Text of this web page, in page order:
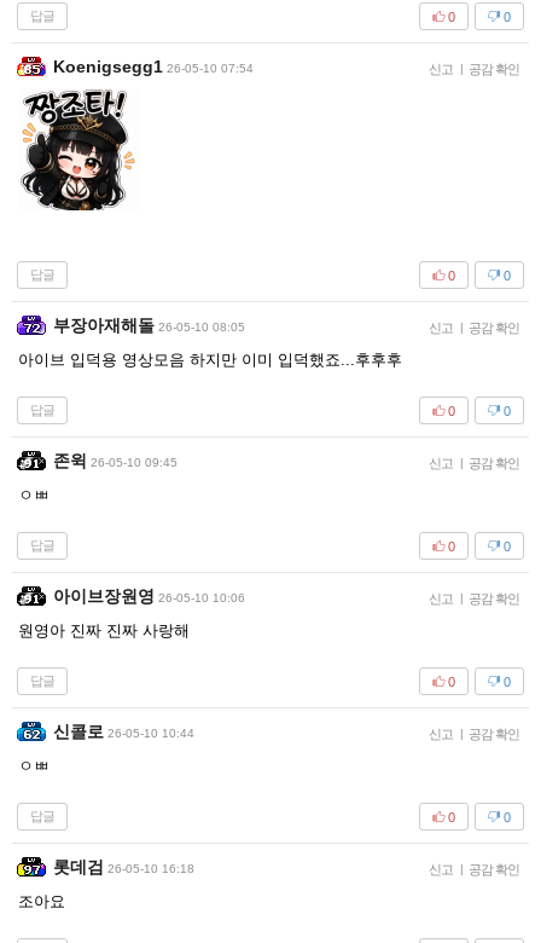
답글 0
0
Koenigsegg1 26-05-10 07:54 신고 | 공감 확인
답글 0
0
부장아재해돌 26-05-10 08:05 신고 | 공감 확인
아이브 입덕용 영상모음 하지만 이미 입덕했죠...후후후
답글 0
0
존윅 26-05-10 09:45 신고 | 공감 확인
ㅇㅃ
답글 0
0
아이브장원영 26-05-10 10:06 신고 | 공감 확인
원영아 진짜 진짜 사랑해
답글 0
0
신콜로 26-05-10 10:44 신고 | 공감 확인
ㅇㅃ
답글 0
0
롯데검 26-05-10 16:18 신고 | 공감 확인
조아요